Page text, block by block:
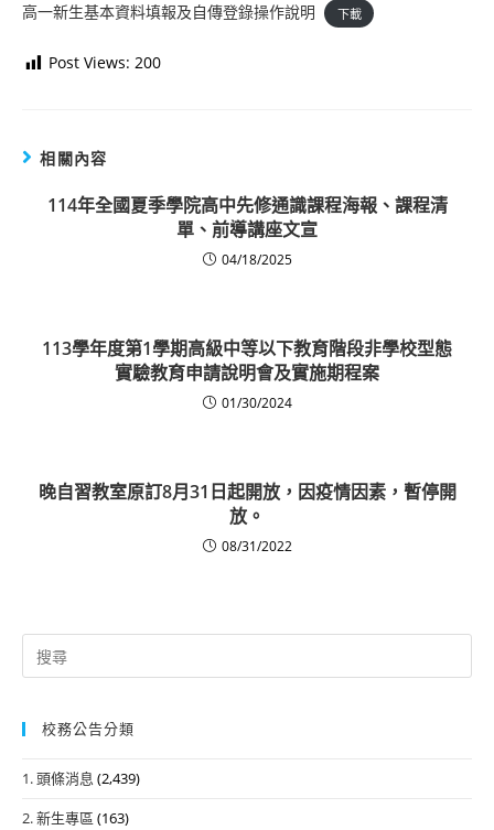
高一新生基本資料填報及自傳登錄操作說明 下載
Post Views: 200
相關內容
114年全國夏季學院高中先修通識課程海報、課程清
單、前導講座文宣
04/18/2025
113學年度第1學期高級中等以下教育階段非學校型態
實驗教育申請說明會及實施期程案
01/30/2024
晚自習教室原訂8月31日起開放，因疫情因素，暫停開
放。
08/31/2022
Search
for:
校務公告分類
1. 頭條消息 (2,439)
2. 新生專區 (163)